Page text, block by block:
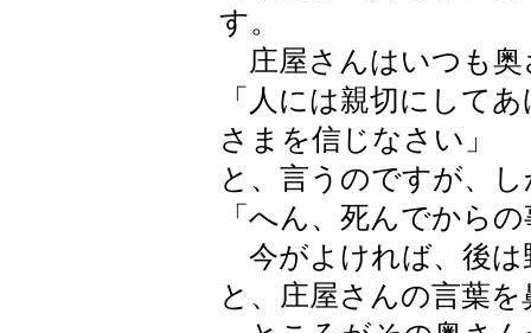
す。
庄屋さんはいつも奥
「人には親切にして
さまを信じなさい」
と、言うのですが、
「へん、死んでから
今がよければ、後は
と、庄屋さんの言葉